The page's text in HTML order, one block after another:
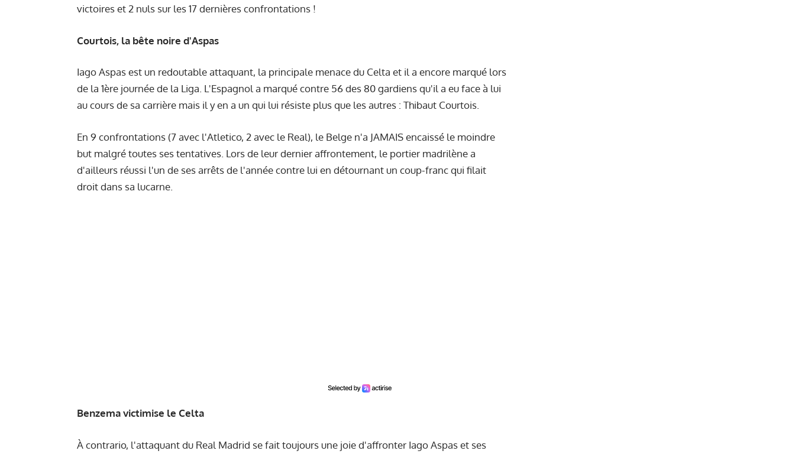
victoires et 2 nuls sur les 17 dernières confrontations !
Courtois, la bête noire d'Aspas
Iago Aspas est un redoutable attaquant, la principale menace du Celta et il a encore marqué lors
de la 1ère journée de la Liga. L'Espagnol a marqué contre 56 des 80 gardiens qu'il a eu face à lui
au cours de sa carrière mais il y en a un qui lui résiste plus que les autres : Thibaut Courtois.
En 9 confrontations (7 avec l'Atletico, 2 avec le Real), le Belge n'a JAMAIS encaissé le moindre
but malgré toutes ses tentatives. Lors de leur dernier affrontement, le portier madrilène a
d'ailleurs réussi l'un de ses arrêts de l'année contre lui en détournant un coup-franc qui filait
droit dans sa lucarne.
Benzema victimise le Celta
À contrario, l'attaquant du Real Madrid se fait toujours une joie d'affronter Iago Aspas et ses